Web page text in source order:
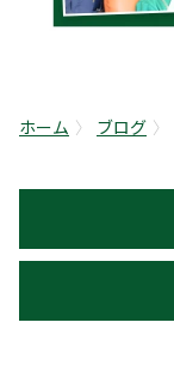
ホーム ブログ